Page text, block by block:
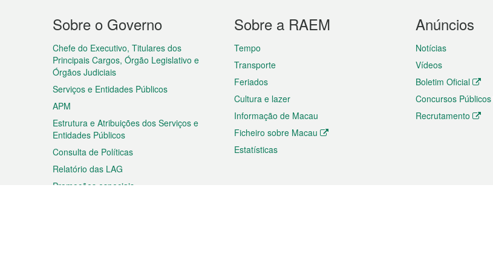
Menu
do
rodapé
Sobre o Governo
Chefe do Executivo, Titulares dos
Principais Cargos, Órgão Legislativo e
Órgãos Judiciais
Serviços e Entidades Públicos
APM
Estrutura e Atribuições dos Serviços e
Entidades Públicos
Consulta de Políticas
Relatório das LAG
Promoções especiais
Sobre a RAEM
Tempo
Transporte
Feriados
Cultura e lazer
Informação de Macau
Ficheiro sobre Macau
Estatísticas
Anúncios
Notícias
Vídeos
Boletim Oficial
Concursos Públicos
Recrutamento